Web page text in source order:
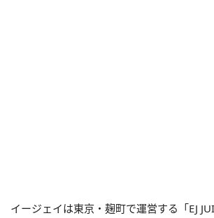
イージェイは東京・麹町で運営する「EJ